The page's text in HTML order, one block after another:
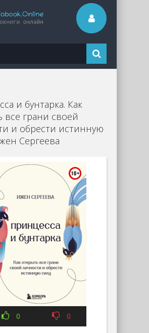
и бунтарка. Как
все грани своей
и обрести истинную
Сергеева
0 0